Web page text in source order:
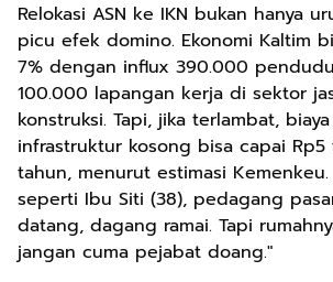
Relokasi ASN ke IKN bukan hanya
picu efek domino. Ekonomi Kaltim
7% dengan influx 390.000
100.000 lapangan kerja di sektor
konstruksi. Tapi, jika terlambat,
infrastruktur kosong bisa capai
tahun, menurut estimasi Kemenkeu.
seperti Ibu Siti (38), pedagang
datang, dagang ramai. Tapi
jangan cuma pejabat doang."